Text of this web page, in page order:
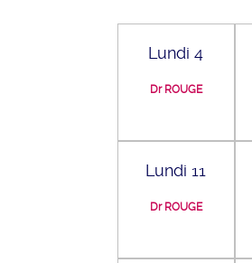
Lundi 4
Dr ROUGE
Lundi 11
Dr ROUGE